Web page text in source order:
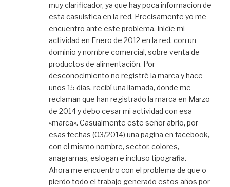
muy clarificador, ya que hay poca informacion de
esta casuistica en la red. Precisamente yo me
encuentro ante este problema. Inicíe mi
actividad en Enero de 2012 en la red, con un
dominio y nombre comercial, sobre venta de
productos de alimentación. Por
desconocimiento no registré la marca y hace
unos 15 dias, recibí una llamada, donde me
reclaman que han registrado la marca en Marzo
de 2014 y debo cesar mi actividad con esa
«marca». Casualmente este señor abrio, por
esas fechas (03/2014) una pagina en facebook,
con el mismo nombre, sector, colores,
anagramas, eslogan e incluso tipografia.
Ahora me encuentro con el problema de que o
pierdo todo el trabajo generado estos años por